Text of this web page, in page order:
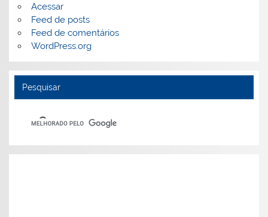
Acessar
Feed de posts
Feed de comentários
WordPress.org
Pesquisar